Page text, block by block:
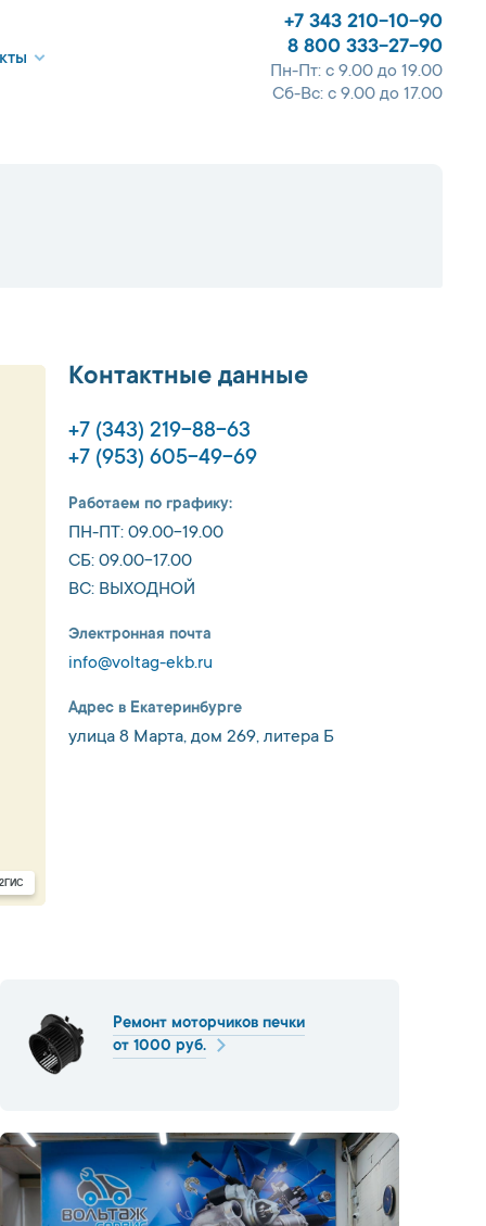
+7 343 210-10-90
8 800 333-27-90
Пн-Пт: с 9.00 до 19.00
Сб-Вс: с 9.00 до 17.00
Контактные данные
+7 (343) 219-88-63
+7 (953) 605-49-69
Работаем по графику:
ПН-ПТ: 09.00-19.00
СБ: 09.00-17.00
ВС: ВЫХОДНОЙ
Электронная почта
info@voltag-ekb.ru
Адрес в Екатеринбурге
улица 8 Марта, дом 269, литера Б
Ремонт моторчиков печки
от 1000 руб.